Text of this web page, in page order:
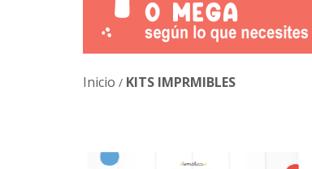
Inicio / KITS IMPRMIBLES